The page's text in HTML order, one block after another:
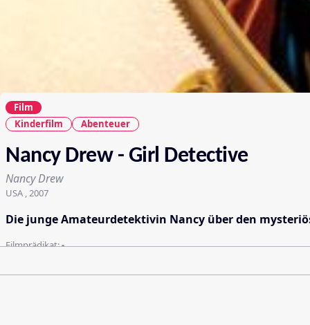
Film
Kinderfilm
Abenteuer
Nancy Drew - Girl Detective
Nancy Drew
USA , 2007
Die junge Amateurdetektivin Nancy über den
Filmprädikat:-